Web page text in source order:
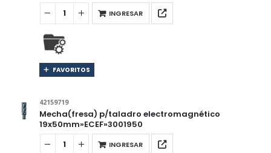
INGRESAR
FAVORITOS
42159719
Mecha(fresa) p/taladro electromagnético
19x50mm»ECEF»3001950
INGRESAR